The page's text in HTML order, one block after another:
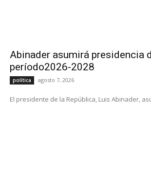
Abinader asumirá presidencia
período2026-2028
política agosto 7, 2026
El presidente de la República, Luis Abinader,